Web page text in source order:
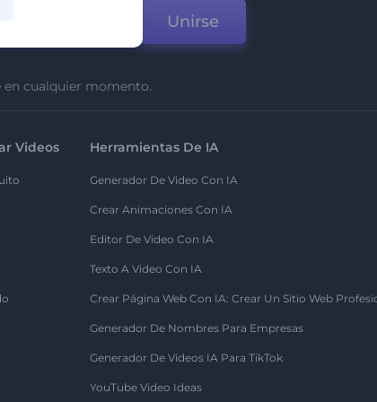
Unirse
en cualquier momento.
Videos Herramientas De IA
Generador De Video Con IA
Crear Animaciones Con IA
Editor De Video Con IA
Texto A Video Con IA
Crear Página Web Con IA: Crear Un Sitio Web
Generador De Nombres Para Empresas
Generador De Videos IA Para TikTok
YouTube Video Ideas